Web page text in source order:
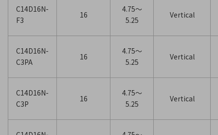
C14D16N-
F3
16
4.75〜
5.25
Vertical
C14D16N-
C3PA
16
4.75〜
5.25
Vertical
C14D16N-
C3P
16
4.75〜
5.25
Vertical